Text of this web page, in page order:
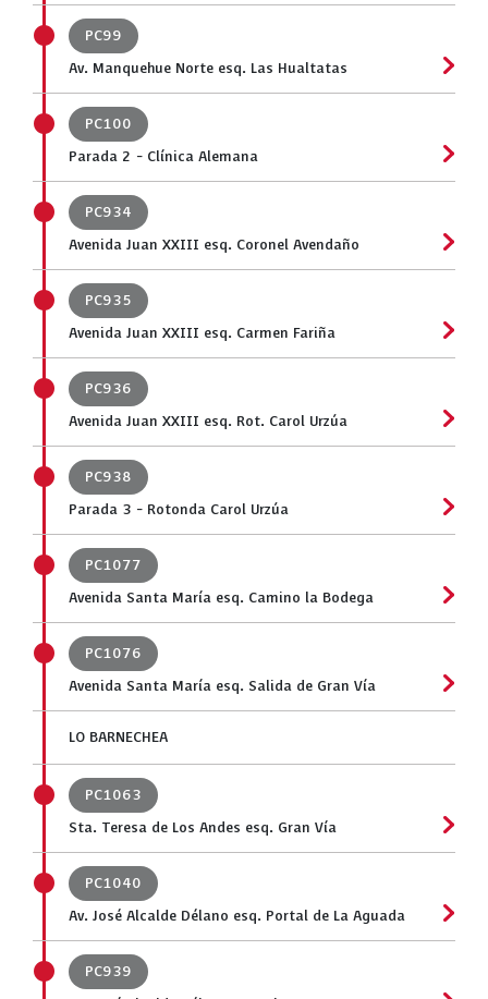
PC99
Av. Manquehue Norte esq. Las Hualtatas
PC100
Parada 2 - Clínica Alemana
PC934
Avenida Juan XXIII esq. Coronel Avendaño
PC935
Avenida Juan XXIII esq. Carmen Fariña
PC936
Avenida Juan XXIII esq. Rot. Carol Urzúa
PC938
Parada 3 - Rotonda Carol Urzúa
PC1077
Avenida Santa María esq. Camino la Bodega
PC1076
Avenida Santa María esq. Salida de Gran Vía
LO BARNECHEA
PC1063
Sta. Teresa de Los Andes esq. Gran Vía
PC1040
Av. José Alcalde Délano esq. Portal de La Aguada
PC939